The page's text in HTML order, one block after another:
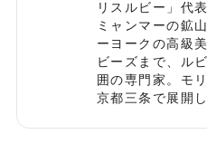
リスルビー」代
ミャンマーの鉱
ーヨークの高級
ビーズまで、ル
囲の専門家。モ
京都三条で展開